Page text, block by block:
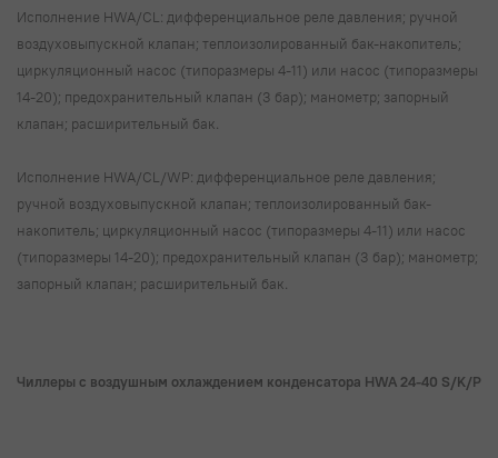
Исполнение HWA/CL: дифференциальное реле давления; ручной
воздуховыпускной клапан; теплоизолированный бак-накопитель;
циркуляционный насос (типоразмеры 4-11) или насос (типоразмеры
14-20); предохранительный клапан (3 бар); манометр; запорный
клапан; расширительный бак.
Исполнение HWA/CL/WP: дифференциальное реле давления;
ручной воздуховыпускной клапан; теплоизолированный бак-
накопитель; циркуляционный насос (типоразмеры 4-11) или насос
(типоразмеры 14-20); предохранительный клапан (3 бар); манометр;
запорный клапан; расширительный бак.
Чиллеры с воздушным охлаждением конденсатора HWA 24-40 S/K/P